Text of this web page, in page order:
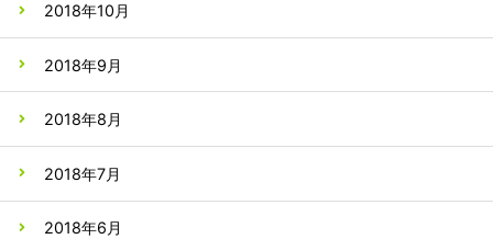
2018年10月
2018年9月
2018年8月
2018年7月
2018年6月